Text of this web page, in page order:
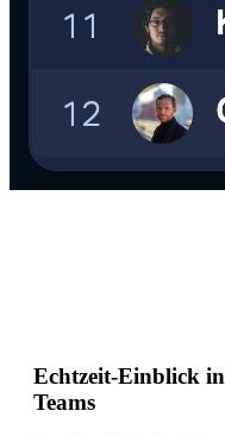
Echtzeit-Einblick
Teams